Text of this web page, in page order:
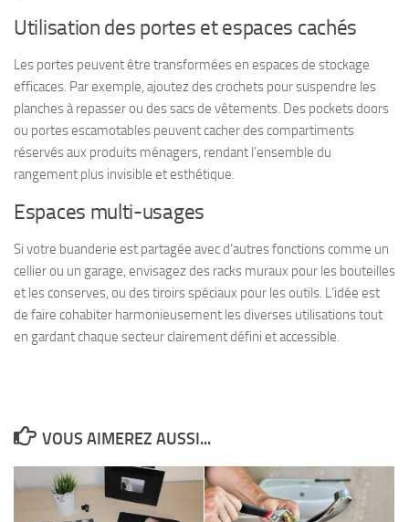
Utilisation des portes et espaces cachés
Les portes peuvent être transformées en espaces de stockage
efficaces. Par exemple, ajoutez des crochets pour suspendre les
planches à repasser ou des sacs de vêtements. Des pockets doors
ou portes escamotables peuvent cacher des compartiments
réservés aux produits ménagers, rendant l’ensemble du
rangement plus invisible et esthétique.
Espaces multi-usages
Si votre buanderie est partagée avec d’autres fonctions comme un
cellier ou un garage, envisagez des racks muraux pour les bouteilles
et les conserves, ou des tiroirs spéciaux pour les outils. L’idée est
de faire cohabiter harmonieusement les diverses utilisations tout
en gardant chaque secteur clairement défini et accessible.
VOUS AIMEREZ AUSSI...